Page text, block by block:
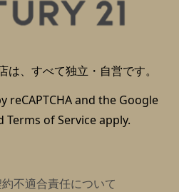
、すべて独立・自営です。
reCAPTCHA and the Google
Terms of Serviceapply.
不適合責任について